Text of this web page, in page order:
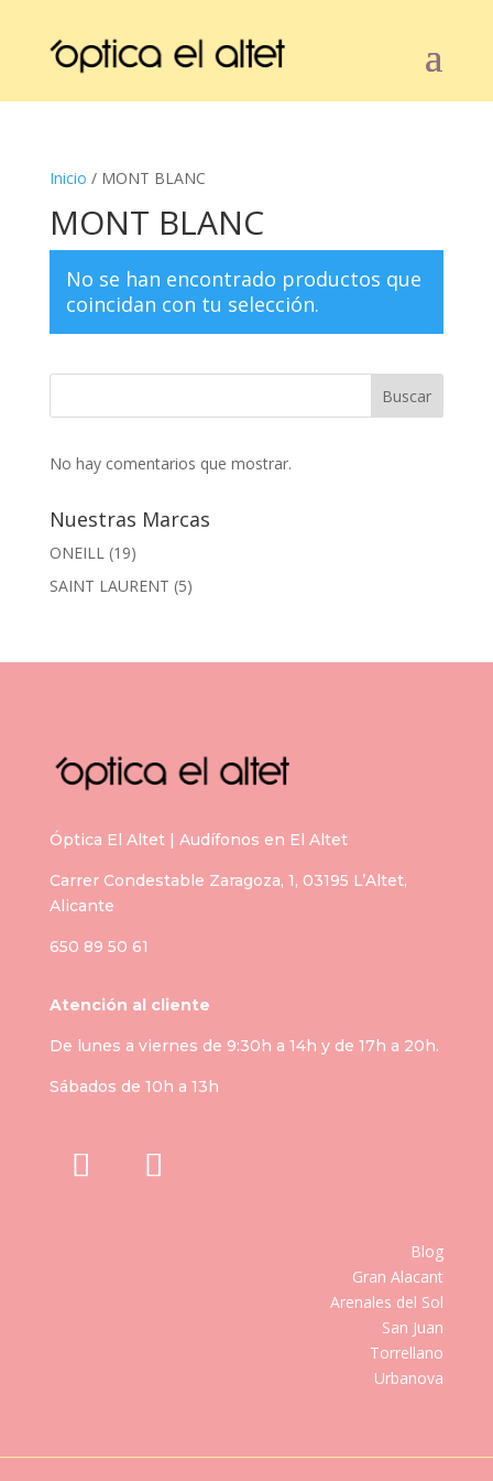
Inicio / MONT BLANC
MONT BLANC
No se han encontrado productos que
coincidan con tu selección.
Buscar
No hay comentarios que mostrar.
Nuestras Marcas
ONEILL (19)
SAINT LAURENT (5)
Óptica El Altet | Audífonos en El Altet
Carrer Condestable Zaragoza, 1, 03195 L’Altet,
Alicante
650 89 50 61
Atención al cliente
De lunes a viernes de 9:30h a 14h y de 17h a 20h.
Sábados de 10h a 13h
Blog
Gran Alacant
Arenales del Sol
San Juan
Torrellano
Urbanova